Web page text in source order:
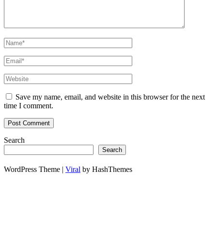
Save my name, email, and website in this browser for the next
time I comment.
Search
Search
WordPress Theme | Viral by HashThemes